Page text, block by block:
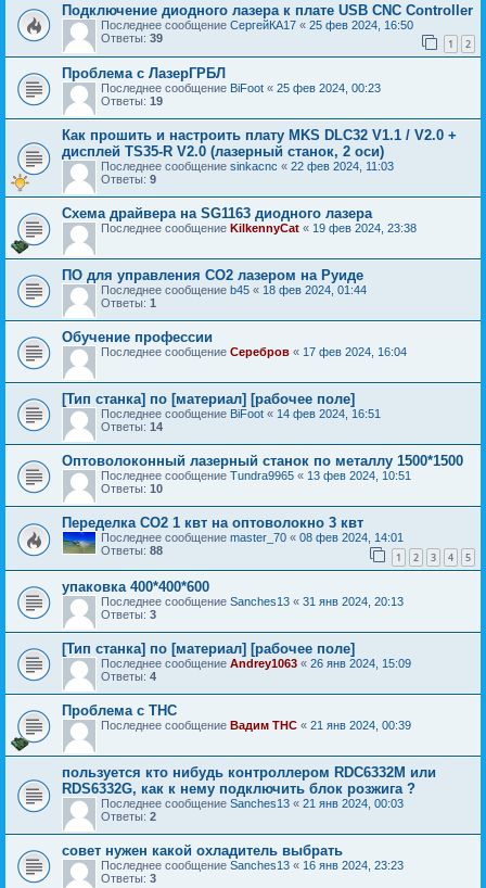
Подключение диодного лазера к плате USB CNC Controller
Последнее сообщение СергейКА17 « 25 фев 2024, 16:50
Ответы: 39 1 2
Проблема с ЛазерГРБЛ
Последнее сообщение BiFoot « 25 фев 2024, 00:23
Ответы: 19
Как прошить и настроить плату MKS DLC32 V1.1 / V2.0 +
дисплей TS35-R V2.0 (лазерный станок, 2 оси)
Последнее сообщение sinkacnc « 22 фев 2024, 11:03
Ответы: 9
Схема драйвера на SG1163 диодного лазера
Последнее сообщение KilkennyCat « 19 фев 2024, 23:38
ПО для управления СО2 лазером на Руиде
Последнее сообщение b45 « 18 фев 2024, 01:44
Ответы: 1
Обучение профессии
Последнее сообщение Серебров « 17 фев 2024, 16:04
[Тип станка] по [материал] [рабочее поле]
Последнее сообщение BiFoot « 14 фев 2024, 16:51
Ответы: 14
Оптоволоконный лазерный станок по металлу 1500*1500
Последнее сообщение Tundra9965 « 13 фев 2024, 10:51
Ответы: 10
Переделка CO2 1 квт на оптоволокно 3 квт
Последнее сообщение master_70 « 08 фев 2024, 14:01
Ответы: 88 1 2 3 4 5
упаковка 400*400*600
Последнее сообщение Sanches13 « 31 янв 2024, 20:13
Ответы: 3
[Тип станка] по [материал] [рабочее поле]
Последнее сообщение Andrey1063 « 26 янв 2024, 15:09
Ответы: 4
Проблема с THC
Последнее сообщение Вадим THC « 21 янв 2024, 00:39
пользуется кто нибудь контроллером RDC6332M или
RDS6332G, как к нему подключить блок розжига ?
Последнее сообщение Sanches13 « 21 янв 2024, 00:03
Ответы: 2
совет нужен какой охладитель выбрать
Последнее сообщение Sanches13 « 16 янв 2024, 23:23
Ответы: 3